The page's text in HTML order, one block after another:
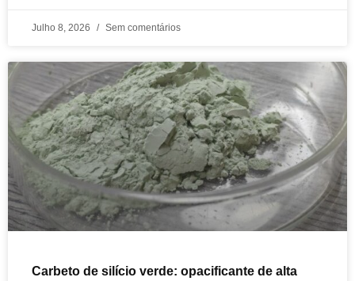
Julho 8, 2026 Sem comentários
Carbeto de silício verde: opacificante de alta